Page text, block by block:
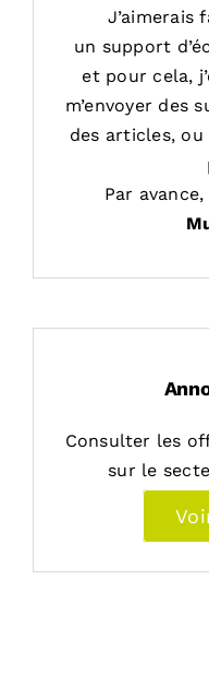
J’aimerais
un support
et pour cela,
m’envoyer des
des articles,
Par
Consulter les
sur le